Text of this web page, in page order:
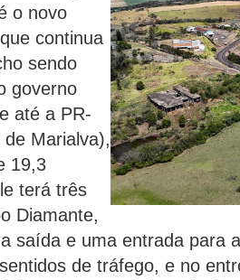
o novo
continua
sendo
governo
até a PR-
Marialva),
19,3
terá três
Diamante,
saída e uma entrada para
de tráfego, e no